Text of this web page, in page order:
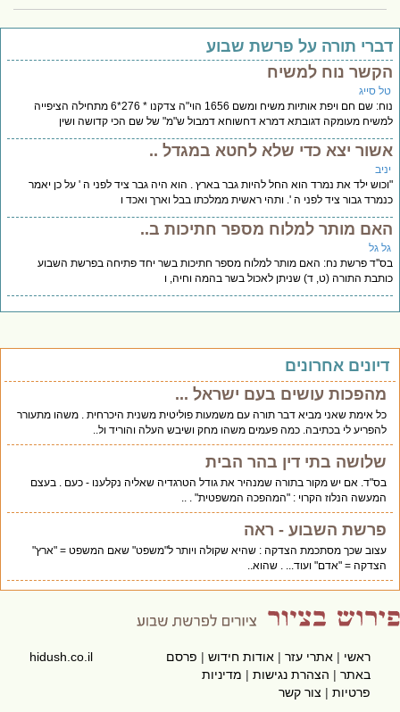
תורה על פרשת שבוע
נוח למשיח
סייג
נוח: שם חם ויפת אותיות משיח ומשם 1656 הוי"ה צדקנו * 276*6 מתחילה הציפייה
מעומקה דגובתא דמרא דחשוחא דמבול ש"מ" של שם הכי קדושה ושין
יצא כדי שלא לחטא במגדל ..
ילד את נמרד הוא החל להיות גבר בארץ . הוא היה גבר ציד לפני ה ' על כן יאמר
גבור ציד לפני ה '. ותהי ראשית ממלכתו בבל וארך ואכד ו
מותר למלוח מספר חתיכות ב..
גל
פרשת נח: האם מותר למלוח מספר חתיכות בשר יחד פתיחה בפרשת השבוע
התורה (ט, ד) שניתן לאכול בשר בהמה וחיה, ו
אחרונים
מהפכות עושים בעם ישראל ...
כל אימת שאני מביא דבר תורה עם משמעות פוליטית משנית היכרחית . משהו מתעורר
להפריע לי בכתיבה. כמה פעמים משהו מחק ושיבש העלה והוריד ול..
שלושה בתי דין בהר הבית
בס"ד. אם יש מקור בתורה שמנהיר את גודל הטרגדיה שאליה נקלענו - כעם . בעצם
המעשה הנלוז הקרוי : "המהפכה המשפטית" . ..
פרשת השבוע - ראה
עצוב שכך מסתכמת הצדקה : שהיא שקולה ויותר ל"משפט" שאם המשפט = "ארץ"
הצדקה = "אדם" ועוד... . שהוא..
ראשי|אתרי עזר|אודות חידוש|פרסם
באתר|הצהרת נגישות|מדיניות
פרטיות|צור קשר
hidush.co.il